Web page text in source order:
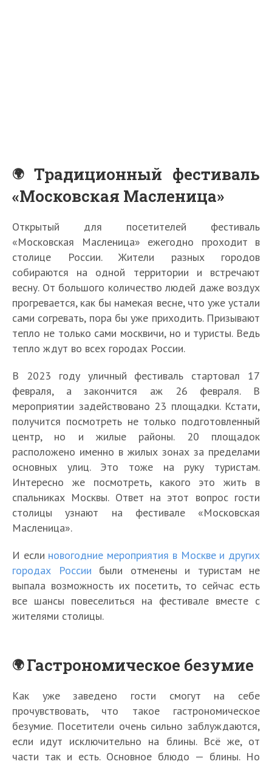
Традиционный фестиваль
«Московская Масленица»
Открытый для посетителей фестиваль
«Московская Масленица» ежегодно проходит в
столице России. Жители разных городов
собираются на одной территории и встречают
весну. От большого количество людей даже воздух
прогревается, как бы намекая весне, что уже устали
сами согревать, пора бы уже приходить. Призывают
тепло не только сами москвичи, но и туристы. Ведь
тепло ждут во всех городах России.
В 2023 году уличный фестиваль стартовал 17
февраля, а закончится аж 26 февраля. В
мероприятии задействовано 23 площадки. Кстати,
получится посмотреть не только подготовленный
центр, но и жилые районы. 20 площадок
расположено именно в жилых зонах за пределами
основных улиц. Это тоже на руку туристам.
Интересно же посмотреть, какого это жить в
спальниках Москвы. Ответ на этот вопрос гости
столицы узнают на фестивале «Московская
Масленица».
И если новогодние мероприятия в Москве и других
городах России были отменены и туристам не
выпала возможность их посетить, то сейчас есть
все шансы повеселиться на фестивале вместе с
жителями столицы.
Гастрономическое безумие
Как уже заведено гости смогут на себе
прочувствовать, что такое гастрономическое
безумие. Посетители очень сильно заблуждаются,
если идут исключительно на блины. Всё же, от
части так и есть. Основное блюдо — блины. Но